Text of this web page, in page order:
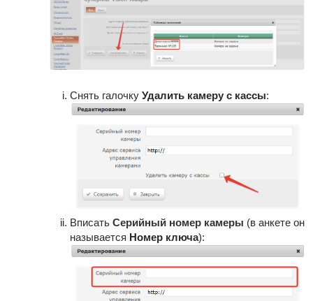
Снять галочку Удалить камеру с кассы:
Вписать Серийный номер камеры (в анкете он
называется Номер ключа):